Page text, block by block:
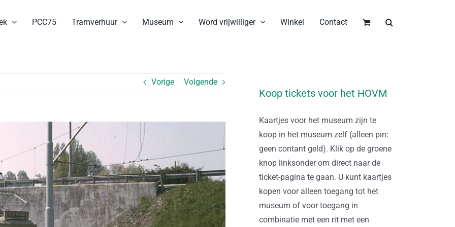
PCC75 Tramverhuur Museum Word vrijwilliger Winkel Contact
Vorige Volgende
Koop tickets voor het HOVM
Kaartjes voor het museum zijn te
koop in het museum zelf (alleen pin:
geen contant geld). Klik op de groene
knop linksonder om direct naar de
ticket-pagina te gaan. U kunt kaartjes
kopen voor alleen toegang tot het
museum of voor toegang in
combinatie met een rit met een